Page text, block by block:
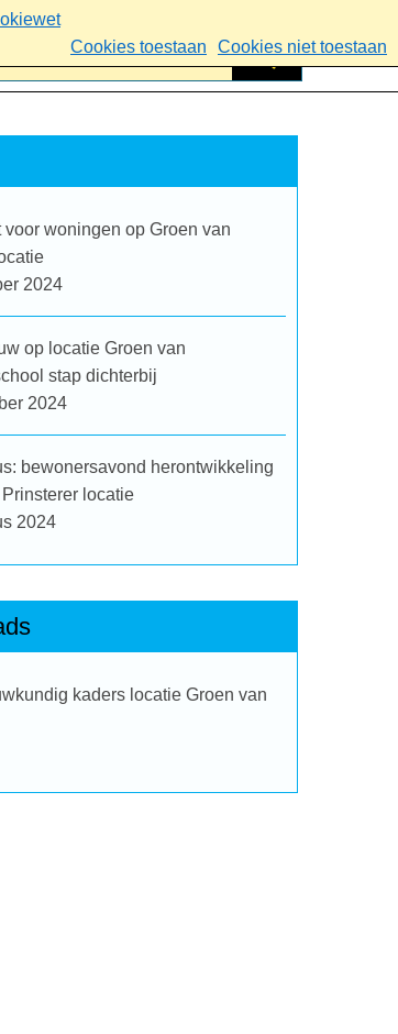
Cookies toestaan
Cookies niet toestaan
voor woningen op Groen van
2024
op locatie Groen van
stap dichterbij
2024
bewonersavond herontwikkeling
locatie
2024
kaders locatie Groen van